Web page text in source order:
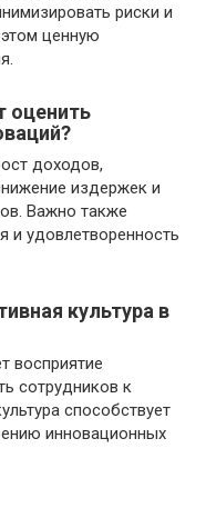
риски и
ценную
оценить
доходов,
издержек и
Важно также
и удовлетворенность
культура в
восприятие
сотрудников к
способствует
инновационных